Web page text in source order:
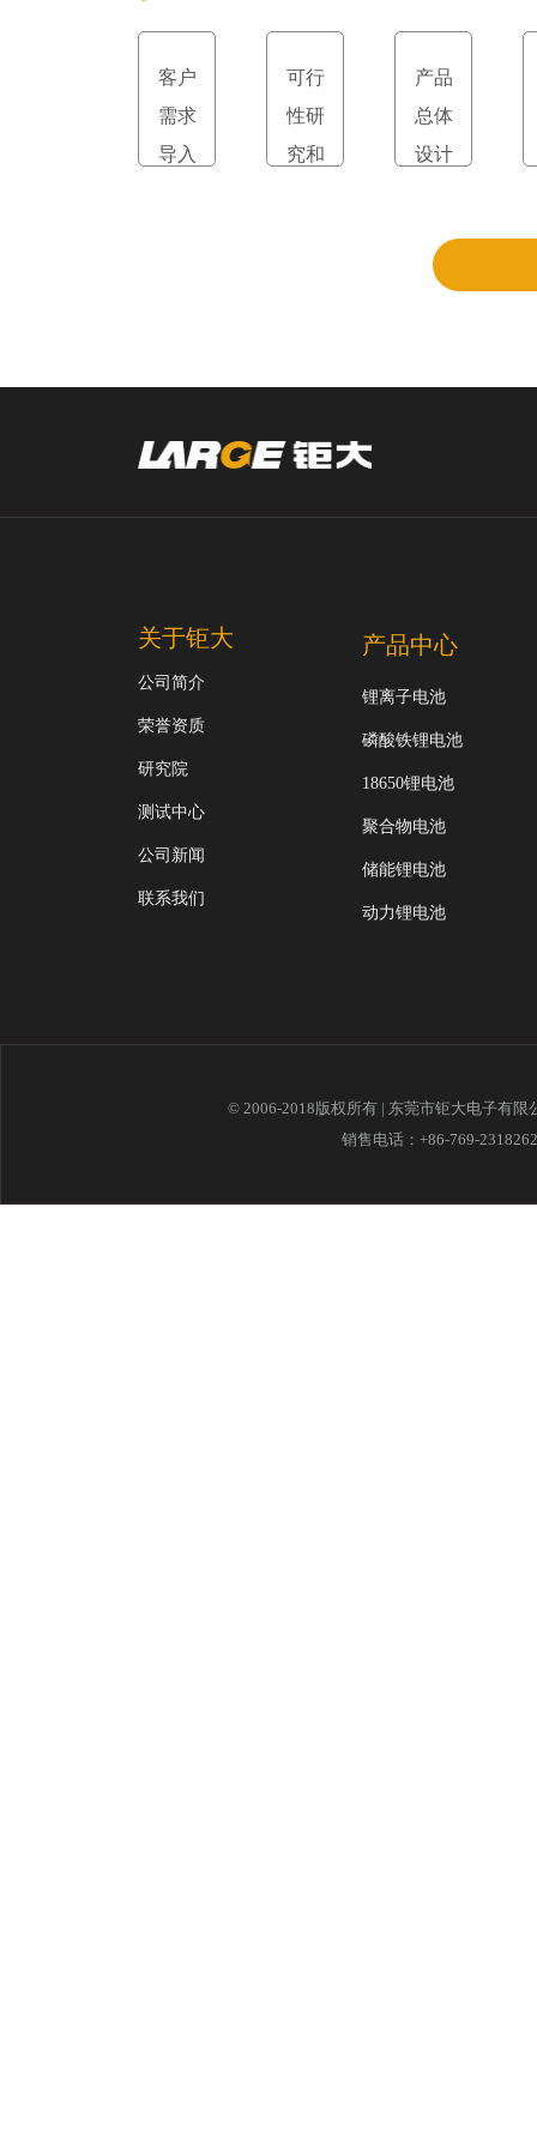
客户
需求
导入
可行
性研
究和
产品
总体
设计
关于钜大
公司简介
荣誉资质
研究院
测试中心
公司新闻
联系我们
产品中心
锂离子电池
磷酸铁锂电池
18650锂电池
聚合物电池
储能锂电池
动力锂电池
© 2006-2018版权所有 | 东莞市钜大电子有
销售电话：+86-769-